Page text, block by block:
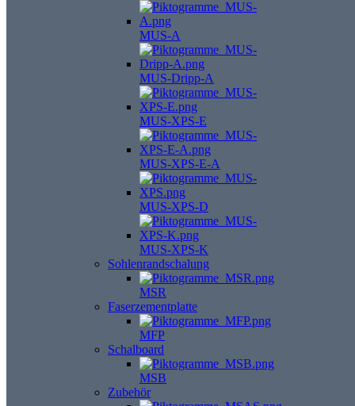
MUS-A
MUS-Dripp-A
MUS-XPS-E
MUS-XPS-E-A
MUS-XPS-D
MUS-XPS-K
Sohlenrandschalung
MSR
Faserzementplatte
MFP
Schalboard
MSB
Zubehör